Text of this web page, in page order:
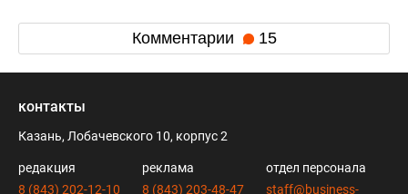
Комментарии 15
контакты
Казань, Лобачевского 10, корпус 2
редакция
8 (843) 202-12-10
реклама
8 (843) 203-48-47
отдел персонала
staff@business-